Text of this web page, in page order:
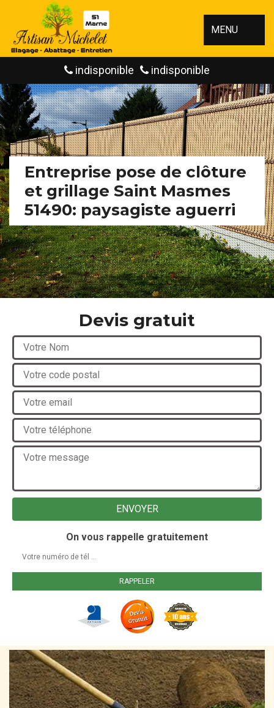
MENU
indisponible indisponible
Entreprise pose de clôture
et grillage Saint Masmes
51490: paysagiste aguerri
Devis gratuit
On vous rappelle gratuitement